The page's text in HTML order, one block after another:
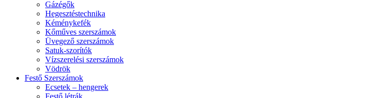
Gázégők
Hegesztéstechnika
Kéménykefék
Kőműves szerszámok
Üvegező szerszámok
Satuk-szorítók
Vízszerelési szerszámok
Vödrök
Festő Szerszámok
Ecsetek – hengerek
Festő létrák